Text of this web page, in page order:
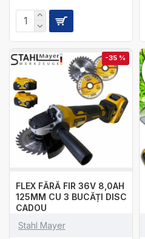
-35 %
Stahl Mayer
FLEX FĂRĂ FIR 36V 8,0AH
125MM CU 3 BUCĂȚI DISC
CADOU